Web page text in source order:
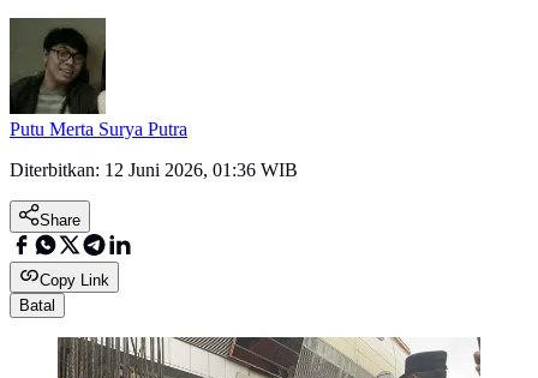
Putu Merta Surya Putra
Diterbitkan: 12 Juni 2026, 01:36 WIB
Share
Copy Link
Batal